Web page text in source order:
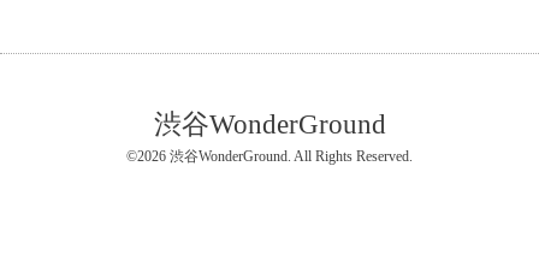
渋谷WonderGround
©2026 渋谷WonderGround. All Rights Reserved.